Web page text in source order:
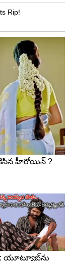
ధరలే
పెంచుతోంది.
ఉండగా,
చమురు
కంపెనీలపై
పెట్రోల్,
మార్కెట్
చేసిన
రూ.25 వరకు